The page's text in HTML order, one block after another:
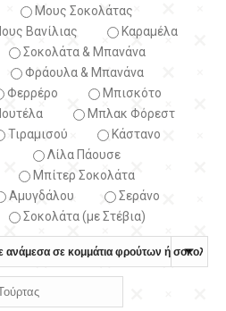
Μους Σοκολάτας
Βανίλιας
Καραμέλα
Σοκολάτα & Μπανάνα
Φράουλα & Μπανάνα
Φερρέρο
Μπισκότο
Μπλακ Φόρεστ
Τιραμισού
Κάστανο
Λίλα Πάουσε
Μπίτερ Σοκολάτα
Αμυγδάλου
Σεράνο
Σοκολάτα (με Στέβια)